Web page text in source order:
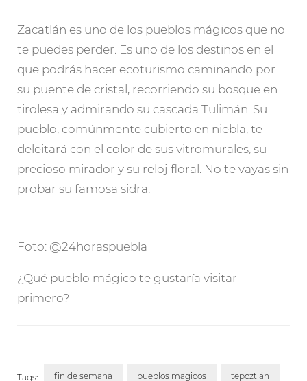
Zacatlán es uno de los pueblos mágicos que no
te puedes perder. Es uno de los destinos en el
que podrás hacer ecoturismo caminando por
su puente de cristal, recorriendo su bosque en
tirolesa y admirando su cascada Tulimán. Su
pueblo, comúnmente cubierto en niebla, te
deleitará con el color de sus vitromurales, su
precioso mirador y su reloj floral. No te vayas sin
probar su famosa sidra.
Foto: @24horaspuebla
¿Qué pueblo mágico te gustaría visitar
primero?
Tags: fin de semana pueblos magicos tepoztlán